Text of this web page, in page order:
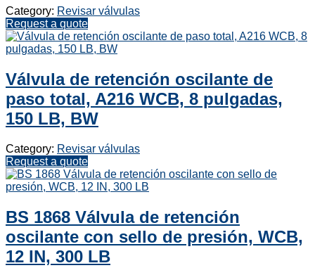
Category: Revisar válvulas
Request a quote
Válvula de retención oscilante de
paso total, A216 WCB, 8 pulgadas,
150 LB, BW
Category: Revisar válvulas
Request a quote
BS 1868 Válvula de retención
oscilante con sello de presión, WCB,
12 IN, 300 LB